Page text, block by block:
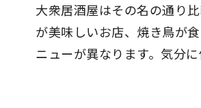
大衆居酒屋はその名の通り
が美味しいお店、焼き鳥が
ニューが異なります。気分